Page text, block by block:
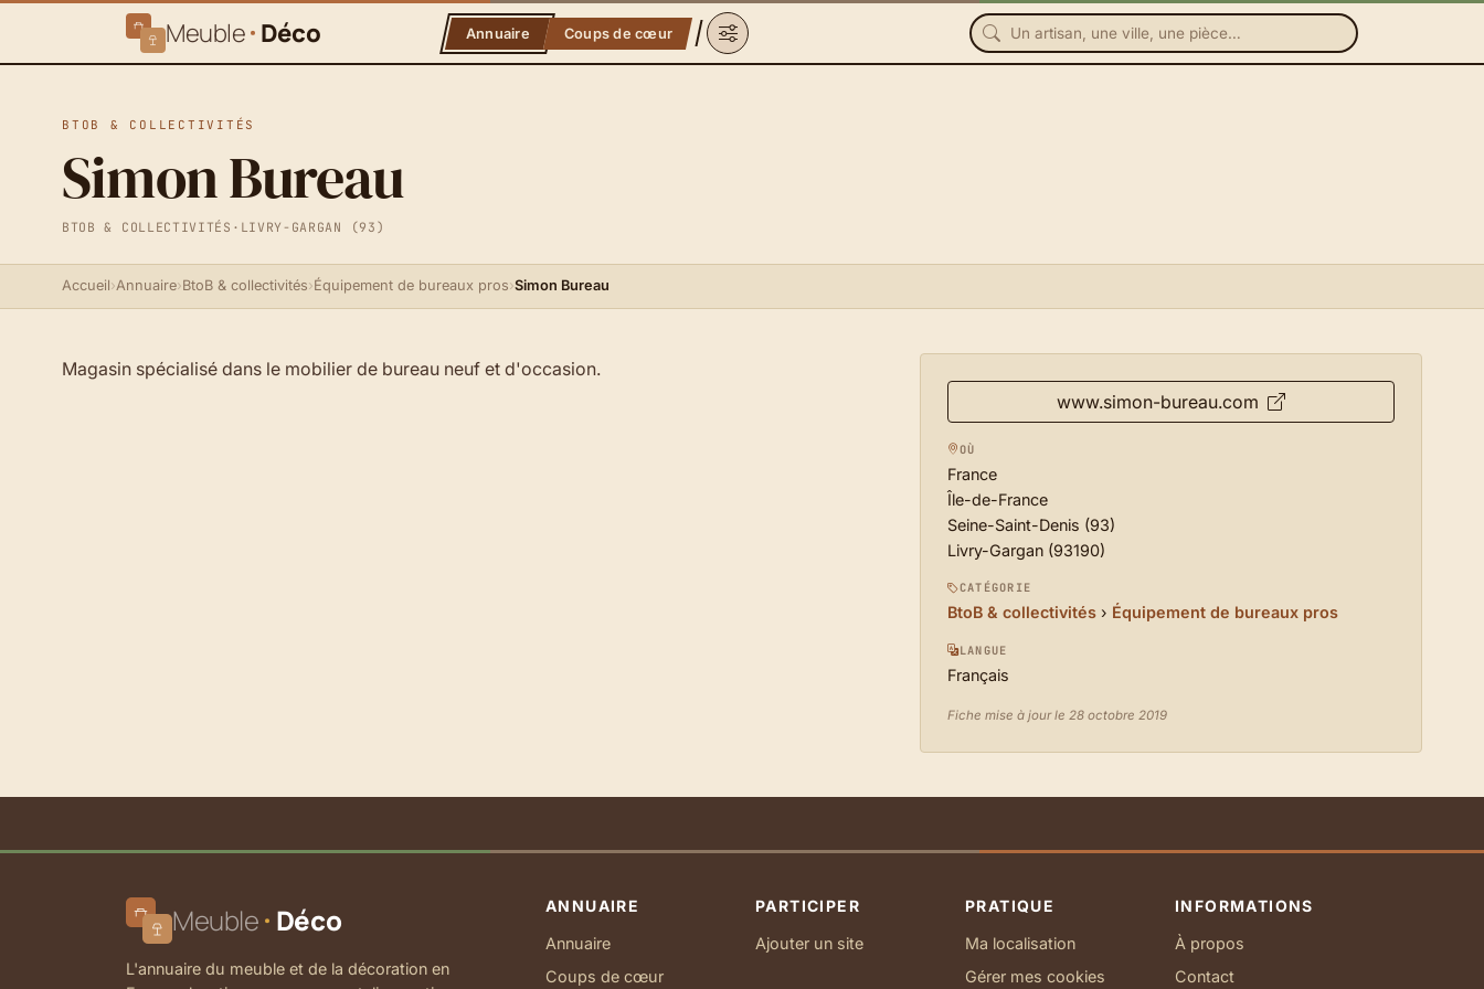
Meuble Déco Annuaire Coups de cœur
BTOB & COLLECTIVITÉS
Simon Bureau
BTOB & COLLECTIVITÉS · LIVRY-GARGAN (93)
Accueil›Annuaire›BtoB & collectivités›Équipement de bureaux pros›Simon Bureau
Magasin spécialisé dans le mobilier de bureau neuf et d'occasion.
www.simon-bureau.com
OÙ
France
Île-de-France
Seine-Saint-Denis (93)
Livry-Gargan (93190)
CATÉGORIE
BtoB & collectivités› Équipement de bureaux pros
LANGUE
Français
Fiche mise à jour le 28 octobre 2019
Meuble Déco
L'annuaire du meuble et de la décoration en
ANNUAIRE
Annuaire
Coups de cœur
PARTICIPER
Ajouter un site
PRATIQUE
Ma localisation
Gérer mes cookies
INFORMATIONS
À propos
Contact